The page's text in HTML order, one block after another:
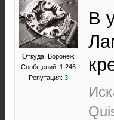
Откуда: Воронеж
Сообщений: 1 246
Репутация: 3
В